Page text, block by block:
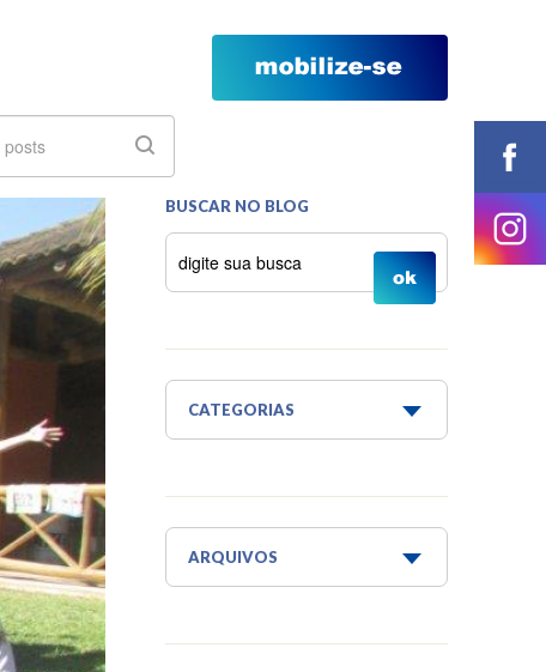
BUSCAR NO BLOG
CATEGORIAS
Água para todos
Aquaponia e Estufa
Horta Escola
ARQUIVOS
Maio 2026